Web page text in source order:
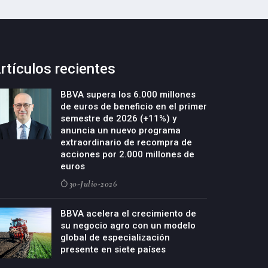
recientes
BBVA supera los 6.000 millones
de euros de beneficio en el primer
semestre de 2026 (+11%) y
anuncia un nuevo programa
extraordinario de recompra de
acciones por 2.000 millones de
euros
30-Julio-2026
BBVA acelera el crecimiento de
su negocio agro con un modelo
global de especialización
presente en siete países